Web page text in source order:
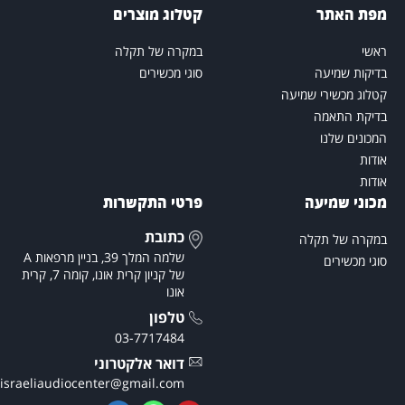
האתר
שמיעה
מכשירי שמיעה
התאמה
שלנו
קטלוג מוצרים
במקרה של תקלה
סוגי מכשירים
שמיעה
של תקלה
מכשירים
פרטי התקשרות
כתובת
שלמה המלך 39, בניין מרפאות A
של קניון קרית אונו, קומה 7, קרית
טלפון
03-7717484
דואר אלקטרוני
theisraeliaudiocenter@gmail.com